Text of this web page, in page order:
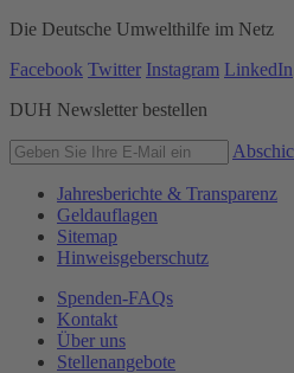
Die Deutsche Umwelthilfe im Netz
Facebook Twitter Instagram LinkedIn
DUH Newsletter bestellen
Jahresberichte & Transparenz
Geldauflagen
Sitemap
Hinweisgeberschutz
Spenden-FAQs
Kontakt
Über uns
Stellenangebote